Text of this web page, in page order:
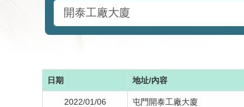
日期 地址/內容
2022/01/06 屯門開泰工廠大廈